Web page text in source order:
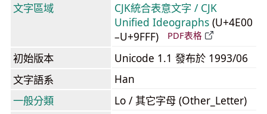
文字區域
CJK統合表意文字 / CJK
Unified Ideographs (U+4E00
–U+9FFF)
PDF表格
初始版本
Unicode 1.1 發布於 1993/06
文字語系
Han
一般分類
Lo / 其它字母 (Other_Letter)